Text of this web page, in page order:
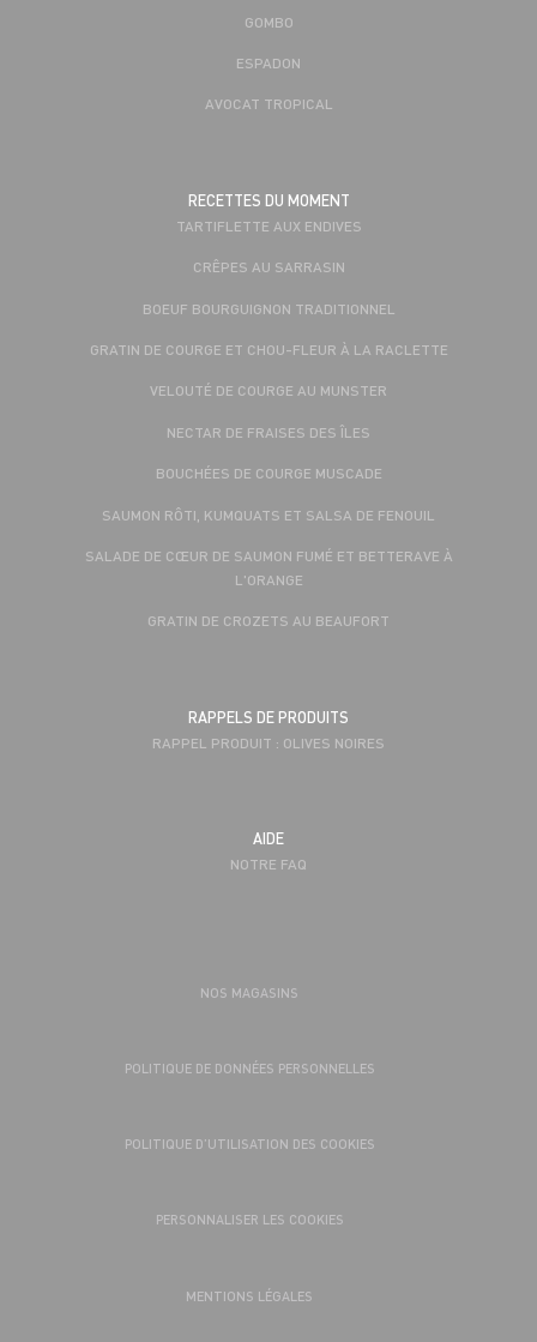
GOMBO
ESPADON
AVOCAT TROPICAL
RECETTES DU MOMENT
TARTIFLETTE AUX ENDIVES
CRÊPES AU SARRASIN
BOEUF BOURGUIGNON TRADITIONNEL
GRATIN DE COURGE ET CHOU-FLEUR À LA RACLETTE
VELOUTÉ DE COURGE AU MUNSTER
NECTAR DE FRAISES DES ÎLES
BOUCHÉES DE COURGE MUSCADE
SAUMON RÔTI, KUMQUATS ET SALSA DE FENOUIL
SALADE DE CŒUR DE SAUMON FUMÉ ET BETTERAVE À
L'ORANGE
GRATIN DE CROZETS AU BEAUFORT
RAPPELS DE PRODUITS
RAPPEL PRODUIT : OLIVES NOIRES
AIDE
NOTRE FAQ
NOS MAGASINS
POLITIQUE DE DONNÉES PERSONNELLES
POLITIQUE D’UTILISATION DES COOKIES
PERSONNALISER LES COOKIES
MENTIONS LÉGALES